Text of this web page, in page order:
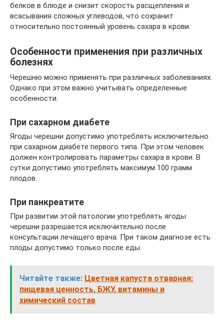
белков в блюде и снизит скорость расщепления и
всасывания сложных углеводов, что сохранит
относительно постоянный уровень сахара в крови.
Особенности применения при различных
болезнях
Черешню можно применять при различных заболеваниях.
Однако при этом важно учитывать определенные
особенности.
При сахарном диабете
Ягоды черешни допустимо употреблять исключительно
при сахарном диабете первого типа. При этом человек
должен контролировать параметры сахара в крови. В
сутки допустимо употреблять максимум 100 грамм
плодов.
При панкреатите
При развитии этой патологии употреблять ягоды
черешни разрешается исключительно после
консультации лечащего врача. При таком диагнозе есть
плоды допустимо только после еды.
Читайте также: Цветная капуста отварная:
пищевая ценность, БЖУ, витамины и
химический состав